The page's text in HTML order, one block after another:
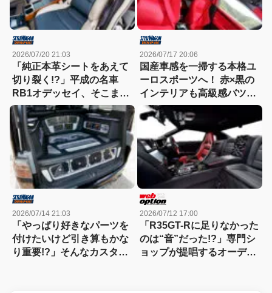
2026/07/20 21:03
「純正本革シートをあえて
切り裂く!?」平成の名車
RB1オデッセイ、そこまで
やるかの超絶ワンオフ技が
凄すぎる
2026/07/17 20:06
国産車感を一掃する本格ユ
ーロスポーツへ！ 赤×黒の
インテリアも高級感バツグ
ン
2026/07/14 21:03
「やっぱり好きなパーツを
付けたいけど引き算もかな
り重要!?」そんなカスタム
2026/07/12 17:00
「R35GT-Rに足りなかった
のは“音”だった!?」専門シ
ョップが提唱するオーディ